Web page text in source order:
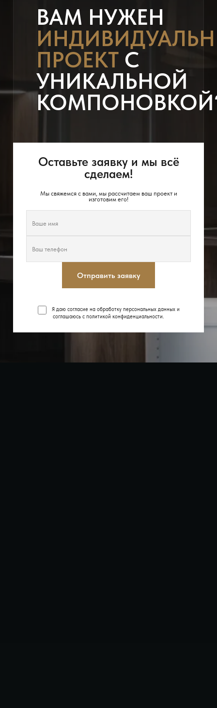
ВАМ НУЖЕН
ПРОЕКТС
УНИКАЛЬНОЙ
Оставьте заявку и мы всё
сделаем!
Мы свяжемся с вами, мы рассчитаем ваш проект и
изготовим его!
Отправить заявку
Я даю согласие на обработку персональных данных и
соглашаюсь с политикой конфиденциальности.